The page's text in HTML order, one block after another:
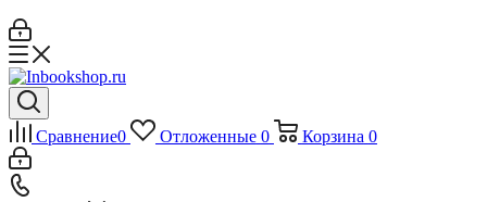
Сравнение0 Отложенные 0 Корзина 0